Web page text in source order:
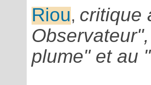
Riou, critique
plume" et au